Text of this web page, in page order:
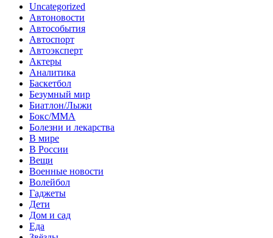
Uncategorized
Автоновости
Автособытия
Автоспорт
Автоэксперт
Актеры
Аналитика
Баскетбол
Безумный мир
Биатлон/Лыжи
Бокс/MMA
Болезни и лекарства
В мире
В России
Вещи
Военные новости
Волейбол
Гаджеты
Дети
Дом и сад
Еда